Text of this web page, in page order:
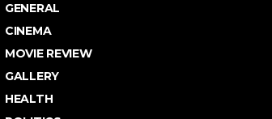
GENERAL
CINEMA
MOVIE REVIEW
GALLERY
HEALTH